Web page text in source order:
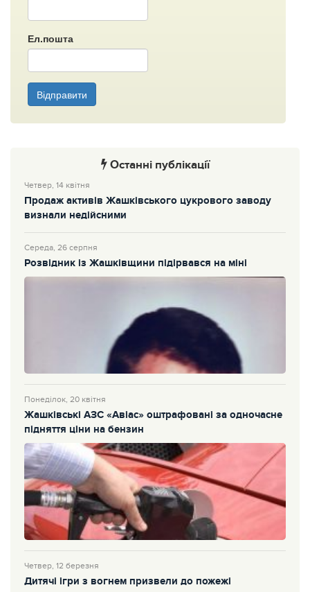
Ел.пошта
Відправити
Останні публікації
Четвер, 14 квітня
Продаж активів Жашківського цукрового заводу
визнали недійсними
Середа, 26 серпня
Розвідник із Жашківщини підірвався на міні
Понеділок, 20 квітня
Жашківські АЗС «Авіас» оштрафовані за одночасне
підняття ціни на бензин
Четвер, 12 березня
Дитячі ігри з вогнем призвели до пожежі